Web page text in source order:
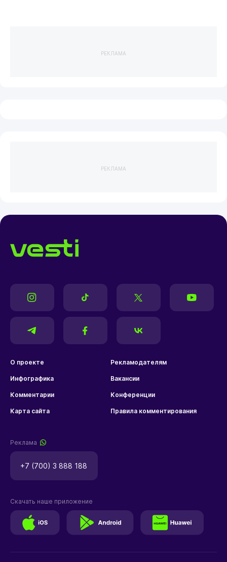
РЕКЛАМА
РЕКЛАМА
О проекте Рекламодателям
Инфографика Вакансии
Комментарии Конференции
Карта сайта Правила комментирования
Реклама
+7 (700) 3 888 188
Скачать наше приложение